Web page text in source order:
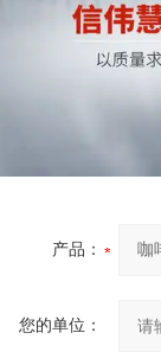
产品：
您的单位：